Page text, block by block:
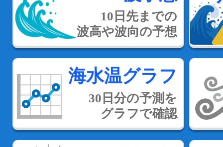
10日先までの
波高や波向の予想
海水温グラフ
30日分の予測を
グラフで確認